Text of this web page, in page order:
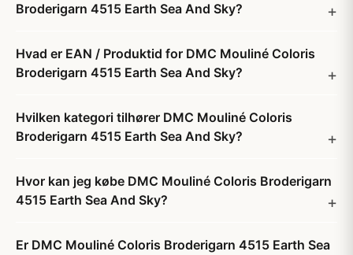
Broderigarn 4515 Earth Sea And Sky?
Hvad er EAN / Produktid for DMC Mouliné Coloris
Broderigarn 4515 Earth Sea And Sky?
Hvilken kategori tilhører DMC Mouliné Coloris
Broderigarn 4515 Earth Sea And Sky?
Hvor kan jeg købe DMC Mouliné Coloris Broderigarn
4515 Earth Sea And Sky?
Er DMC Mouliné Coloris Broderigarn 4515 Earth Sea